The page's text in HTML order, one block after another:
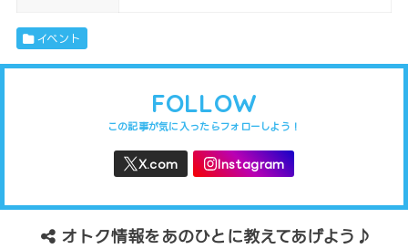
イベント
FOLLOW
オトク情報をあのひとに教えてあげよう♪